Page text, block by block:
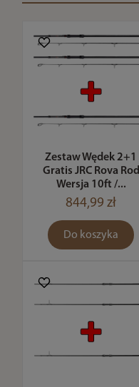
Zestaw Wędek 2+1
Gratis JRC Rova Rod
Wersja 10ft /...
844,99 zł
Do koszyka